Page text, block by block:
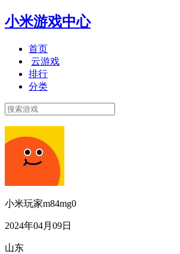
小米游戏中心
首页
云游戏
排行
分类
小米玩家m84mg0
2024年04月09日
山东